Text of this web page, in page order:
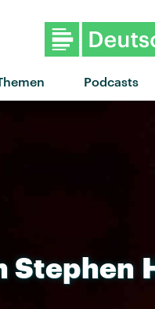
Podcasts
Stephen